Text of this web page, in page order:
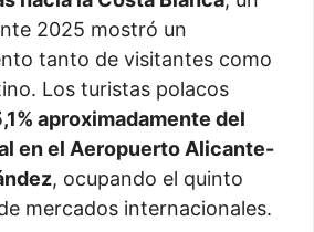
2025 mostró un
tanto de visitantes como
Los turistas polacos
aproximadamente del
en el Aeropuerto Alicante-
, ocupando el quinto
mercados internacionales.